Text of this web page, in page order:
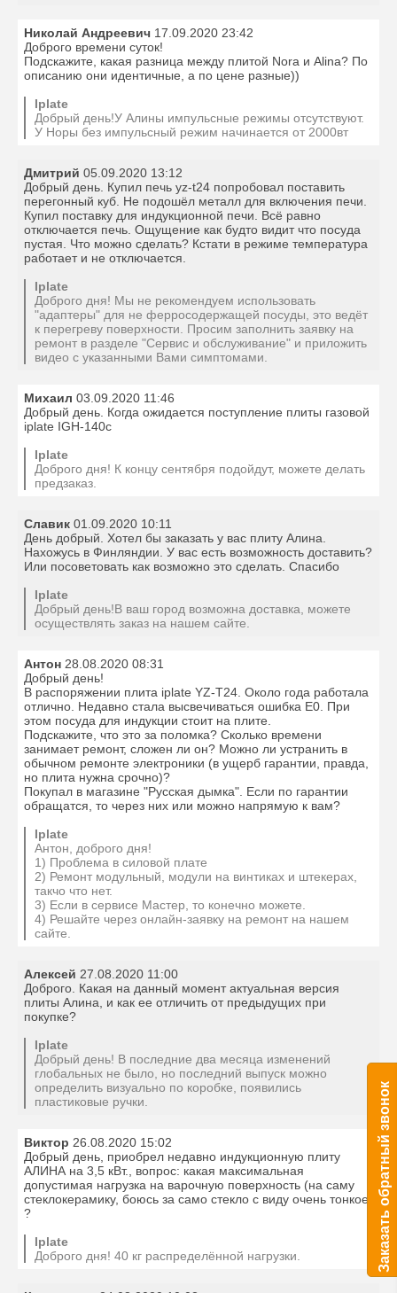
Заказать обратный звонок
Николай Андреевич 17.09.2020 23:42
Доброго времени суток!
Подскажите, какая разница между плитой Nora и Alina? По
описанию они идентичные, а по цене разные))
Iplate
Добрый день!У Алины импульсные режимы отсутствуют.
У Норы без импульсный режим начинается от 2000вт
Дмитрий 05.09.2020 13:12
Добрый день. Купил печь yz-t24 попробовал поставить
перегонный куб. Не подошёл металл для включения печи.
Купил поставку для индукционной печи. Всё равно
отключается печь. Ощущение как будто видит что посуда
пустая. Что можно сделать? Кстати в режиме температура
работает и не отключается.
Iplate
Доброго дня! Мы не рекомендуем использовать
"адаптеры" для не ферросодержащей посуды, это ведёт
к перегреву поверхности. Просим заполнить заявку на
ремонт в разделе "Сервис и обслуживание" и приложить
видео с указанными Вами симптомами.
Михаил 03.09.2020 11:46
Добрый день. Когда ожидается поступление плиты газовой
iplate IGH-140c
Iplate
Доброго дня! К концу сентября подойдут, можете делать
предзаказ.
Славик 01.09.2020 10:11
День добрый. Хотел бы заказать у вас плиту Алина.
Нахожусь в Финляндии. У вас есть возможность доставить?
Или посоветовать как возможно это сделать. Спасибо
Iplate
Добрый день!В ваш город возможна доставка, можете
осуществлять заказ на нашем сайте.
Антон 28.08.2020 08:31
Добрый день!
В распоряжении плита iplate YZ-T24. Около года работала
отлично. Недавно стала высвечиваться ошибка Е0. При
этом посуда для индукции стоит на плите.
Подскажите, что это за поломка? Сколько времени
занимает ремонт, сложен ли он? Можно ли устранить в
обычном ремонте электроники (в ущерб гарантии, правда,
но плита нужна срочно)?
Покупал в магазине "Русская дымка". Если по гарантии
обращатся, то через них или можно напрямую к вам?
Iplate
Антон, доброго дня!
1) Проблема в силовой плате
2) Ремонт модульный, модули на винтиках и штекерах,
такчо что нет.
3) Если в сервисе Мастер, то конечно можете.
4) Решайте через онлайн-заявку на ремонт на нашем
сайте.
Алексей 27.08.2020 11:00
Доброго. Какая на данный момент актуальная версия
плиты Алина, и как ее отличить от предыдущих при
покупке?
Iplate
Добрый день! В последние два месяца изменений
глобальных не было, но последний выпуск можно
определить визуально по коробке, появились
пластиковые ручки.
Виктор 26.08.2020 15:02
Добрый день, приобрел недавно индукционную плиту
АЛИНА на 3,5 кВт., вопрос: какая максимальная
допустимая нагрузка на варочную поверхность (на саму
стеклокерамику, боюсь за само стекло с виду очень тонкое)
?
Iplate
Доброго дня! 40 кг распределённой нагрузки.